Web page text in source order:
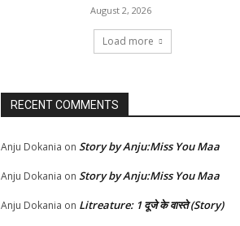
August 2, 2026
Load more
RECENT COMMENTS
Anju Dokania on Story by Anju:Miss You Maa
Anju Dokania on Story by Anju:Miss You Maa
Anju Dokania on Litreature: 1 दूजे के वास्ते (Story)